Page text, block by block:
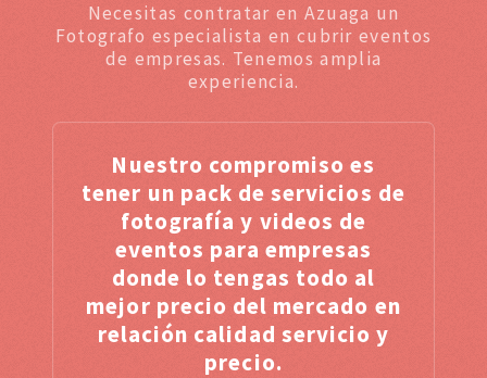
Necesitas contratar en Azuaga un
Fotografo especialista en cubrir eventos
de empresas. Tenemos amplia
experiencia.
Nuestro compromiso es
tener un pack de servicios de
fotografía y videos de
eventos para empresas
donde lo tengas todo al
mejor precio del mercado en
relación calidad servicio y
precio.